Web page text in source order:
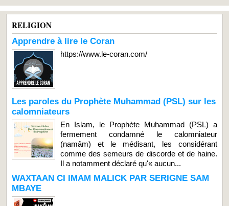
RELIGION
Apprendre à lire le Coran
https://www.le-coran.com/
Les paroles du Prophète Muhammad (PSL) sur les
calomniateurs
En Islam, le Prophète Muhammad (PSL) a
fermement condamné le calomniateur
(namâm) et le médisant, les considérant
comme des semeurs de discorde et de haine.
Il a notamment déclaré qu'« aucun...
WAXTAAN CI IMAM MALICK PAR SERIGNE SAM
MBAYE